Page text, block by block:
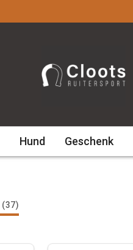
Hund Geschenk
(37)